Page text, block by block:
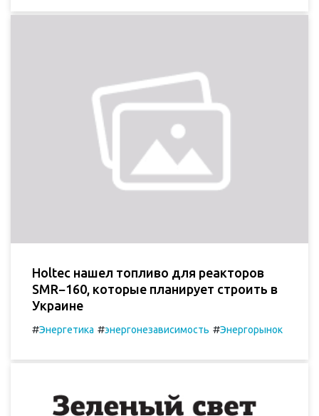
Holtec нашел топливо для реакторов
SMR−160, которые планирует строить в
Украине
#Энергетика #энергонезависимость #Энергорынок